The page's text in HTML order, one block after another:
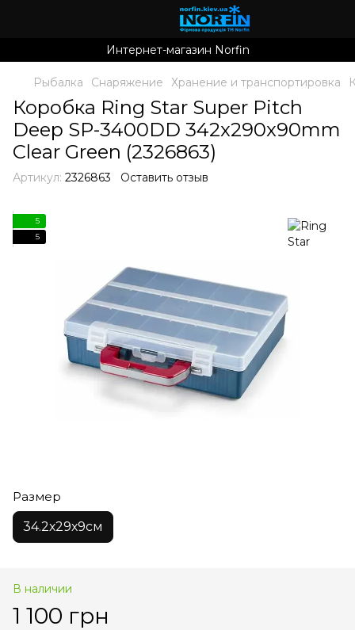
Интернет-магазин Norfin
Рыбалка Снаряжение Хранение и транспортировка
Коробка Ring Star Super Pitch
Deep SP-3400DD 342x290x90mm
Clear Green (2326863)
Артикул: 2326863 Оставить отзыв
5
5
Размер
34.2х29х9см
В наличии
1 100 грн